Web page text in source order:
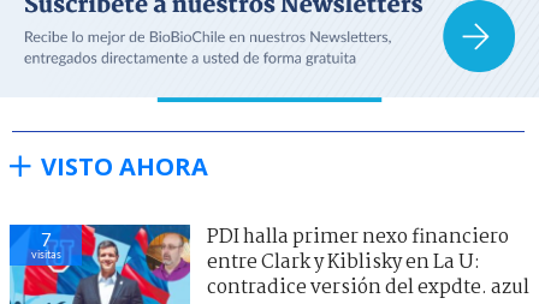
VISTO AHORA
7
visitas
PDI halla primer nexo financiero
entre Clark y Kiblisky en La U:
contradice versión del expdte. azul